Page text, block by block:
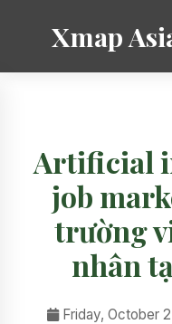
Xmap
Artificial
job
trường
nhân
Friday, October